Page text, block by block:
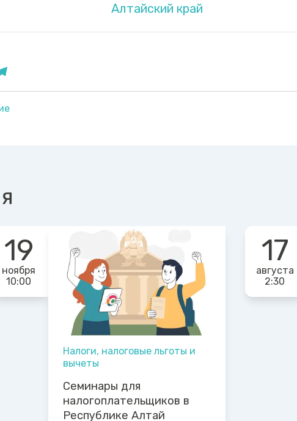
Алтайский край
19
ноября
10:00
Налоги, налоговые льготы и
вычеты
Семинары для
налогоплательщиков в
Республике Алтай
17
августа
2:30